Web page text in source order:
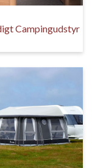
Campingudstyr